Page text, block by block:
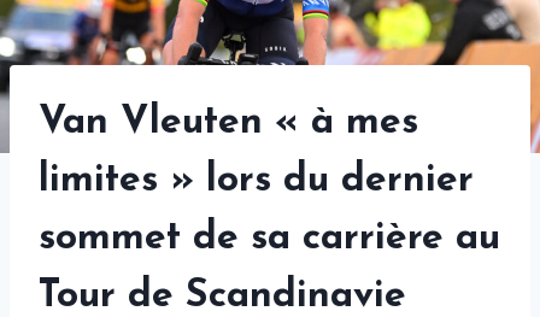
Van Vleuten « à mes
limites » lors du dernier
sommet de sa carrière au
Tour de Scandinavie